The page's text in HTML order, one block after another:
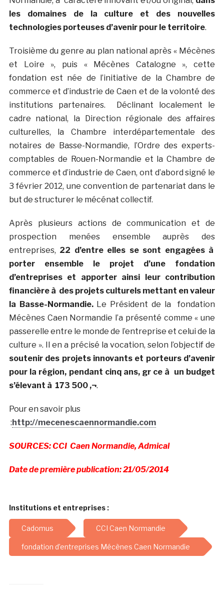
les domaines de la culture et des nouvelles
technologies porteuses d’avenir pour le territoire.
Troisième du genre au plan national après « Mécènes
et Loire », puis « Mécènes Catalogne », cette
fondation est née de l’initiative de la Chambre de
commerce et d’industrie de Caen et de la volonté des
institutions partenaires. Déclinant localement le
cadre national, la Direction régionale des affaires
culturelles, la Chambre interdépartementale des
notaires de Basse-Normandie, l’Ordre des experts-
comptables de Rouen-Normandie et la Chambre de
commerce et d’industrie de Caen, ont d’abord signé le
3 février 2012, une convention de partenariat dans le
but de structurer le mécénat collectif.
Après plusieurs actions de communication et de
prospection menées ensemble auprès des
entreprises, 22 d’entre elles se sont engagées à
porter ensemble le projet d’une fondation
d’entreprises et apporter ainsi leur contribution
financière à des projets culturels mettant en valeur
la Basse-Normandie. Le Président de la fondation
Mécènes Caen Normandie l’a présenté comme « une
passerelle entre le monde de l’entreprise et celui de la
culture ». Il en a précisé la vocation, selon l’objectif de
soutenir des projets innovants et porteurs d’avenir
pour la région, pendant cinq ans, gr ce à un budget
s’élevant à 173 500 ‚¬.
Pour en savoir plus
:http://mecenescaennormandie.com
SOURCES: CCI Caen Normandie, Admical
Date de première publication: 21/05/2014
Institutions et entreprises :
Cadomus CCI Caen Normandie
fondation d’entreprises Mécènes Caen Normandie